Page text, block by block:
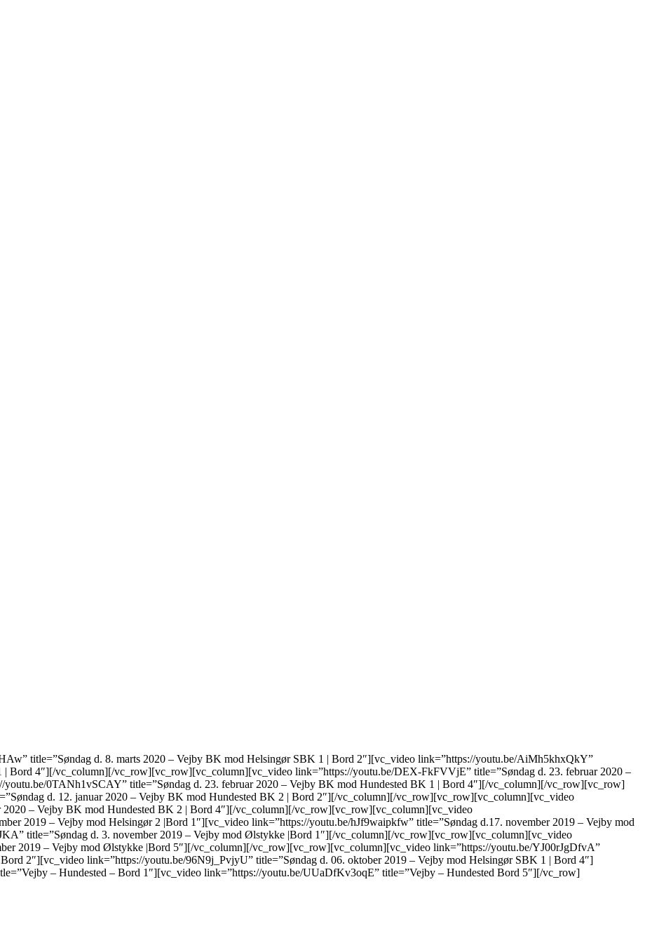
title=”Søndag d. 8. marts 2020 – Vejby BK mod Helsingør SBK 1 | Bord 2″][vc_video link=”https://youtu.be/AiMh5khxQkY”
Bord 4″][/vc_column][/vc_row][vc_row][vc_column][vc_video link=”https://youtu.be/DEX-FkFVVjE” title=”Søndag d. 23. februar 2020 –
0TANh1vSCAY” title=”Søndag d. 23. februar 2020 – Vejby BK mod Hundested BK 1 | Bord 4″][/vc_column][/vc_row][vc_row]
d. 12. januar 2020 – Vejby BK mod Hundested BK 2 | Bord 2″][/vc_column][/vc_row][vc_row][vc_column][vc_video
2020 – Vejby BK mod Hundested BK 2 | Bord 4″][/vc_column][/vc_row][vc_row][vc_column][vc_video
2019 – Vejby mod Helsingør 2 |Bord 1″][vc_video link=”https://youtu.be/hJf9waipkfw” title=”Søndag d.17. november 2019 – Vejby mod
title=”Søndag d. 3. november 2019 – Vejby mod Ølstykke |Bord 1″][/vc_column][/vc_row][vc_row][vc_column][vc_video
2019 – Vejby mod Ølstykke |Bord 5″][/vc_column][/vc_row][vc_row][vc_column][vc_video link=”https://youtu.be/YJ00rJgDfvA”
2″][vc_video link=”https://youtu.be/96N9j_PvjyU” title=”Søndag d. 06. oktober 2019 – Vejby mod Helsingør SBK 1 | Bord 4″]
– Hundested – Bord 1″][vc_video link=”https://youtu.be/UUaDfKv3oqE” title=”Vejby – Hundested Bord 5″][/vc_row]